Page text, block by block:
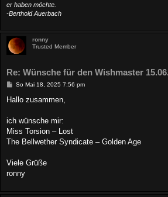
er haben möchte.
-Berthold Auerbach
ronny
Trusted Member
Re: Wünsche für den Wishmaster
B
i
a
So Mai 18, 2025 7:56 pm
Hallo zusammen,
ich wünsche mir:
Miss Torsion – Lost
The Bellwether Syndicate – Golden Age
Viele Grüße
ronny